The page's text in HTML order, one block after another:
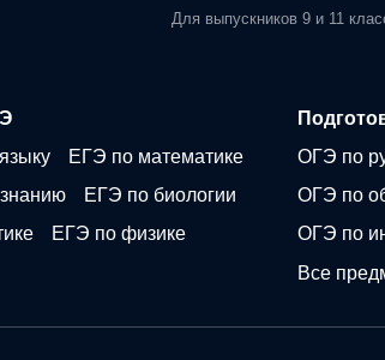
Для выпускников 9 и 11
ЕГЭ по математике
ЕГЭ по биологии
ЕГЭ по физике
ОГЭ по
ОГЭ по
ОГЭ по
Все